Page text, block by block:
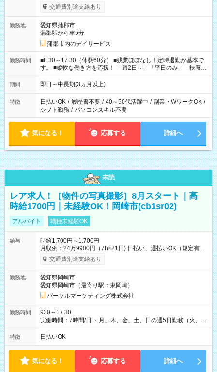
交通費別途支給あり
勤務地
愛知県蒲郡市
蒲郡駅から車5分
蒲郡市内のデイサービス
勤務時間
■8:30～17:30（休憩60分） ■残業ほぼなし！定時退勤が基本で
す。 ■柔軟な働き方を応援！ 「週2日～」「平日のみ」「扶養内
勤務」など、あなたの生活に合わせた相談が可能。 無理な連勤
もありませんので、自分のペースを大切にしながら、長く安心
保できるため、主婦（夫）の方も無理なく続けていただけま
す。
期間 即日～中長期(3ヵ月以上)
特徴 日払いOK / 履歴書不要 / 40～50代活躍中 / 副業・WワークOK /
シフト勤務 / パソコンスキル不要
気になる！ 応募する 詳細へ
未読
レア求人！［物件の写真撮影］8月スタート｜高
時給1700円｜未経験OK！岡崎市(cb1sr02)
アルバイト 職種未経験OK
給与
時給1,700円～1,700円
月収例：24万9900円（7h×21日) 日払い、週払いOK（規定有
り） 【試用期間】試用期間なし
交通費別途支給あり
勤務地
愛知県岡崎市
愛知県岡崎市（最寄り駅：東岡崎）
パーソルマーケティング株式会社
勤務時間
930～17:30
実働時間：7時間/日 ・月、木、金、土、日の週5日勤務（火、水
は固定休です／夏季、年末年始等、長期休暇有り！） ・ワンシ
フト！ 残業ほぼナシ（0～5h/月）
特徴 日払いOK
気になる！ 応募する 詳細へ